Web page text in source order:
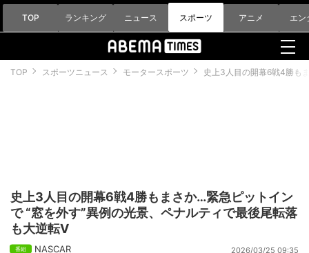
TOP ランキング ニュース スポーツ アニメ エン
TOP スポーツニュース モータースポーツ 史上3人目の開幕6戦4勝も
史上3人目の開幕6戦4勝もまさか…緊急ピットイン
で “窓を外す”異例の光景、ペナルティで最後尾転落
も大逆転V
NASCAR 2026/03/25 09:35